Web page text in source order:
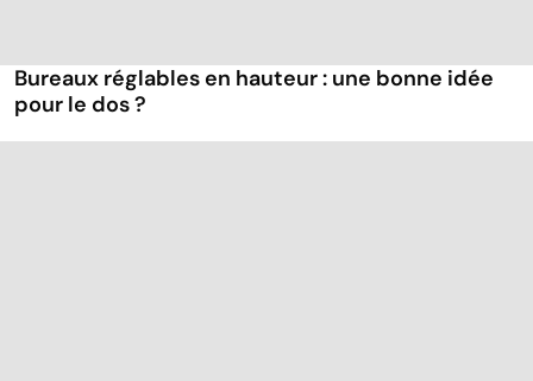
Bureaux réglables en hauteur : une bonne idée
pour le dos ?